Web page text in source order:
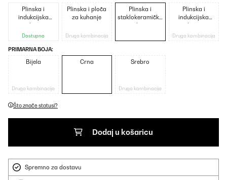
Plinska i
indukcijska
ploča
Dostupno
Plinska i ploča
za kuhanje
Druga kombinacija
Plinska i
staklokeramička
ploča
Plinska i
indukcijska
ploča s
rešetkom
Druga kombinacija
PRIMARNA BOJA:
Bijela
Druga kombinacija
Crna Srebro
Druga kombinacija
Što znače statusi?
Dodaj u košaricu
Spremno za dostavu